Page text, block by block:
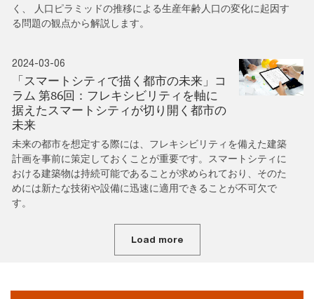
く、 人口ピラミッドの推移による生産年齢人口の変化に起因す
る問題の観点から解説します。
2024-03-06
「スマートシティで描く都市の未来」コ
ラム 第86回：フレキシビリティを軸に
据えたスマートシティが切り開く都市の
未来
未来の都市を想定する際には、フレキシビリティを備えた建築
計画を事前に策定しておくことが重要です。スマートシティに
おける建築物は持続可能であることが求められており、そのた
めには新たな技術や設備に迅速に適用できることが不可欠で
す。
Load more